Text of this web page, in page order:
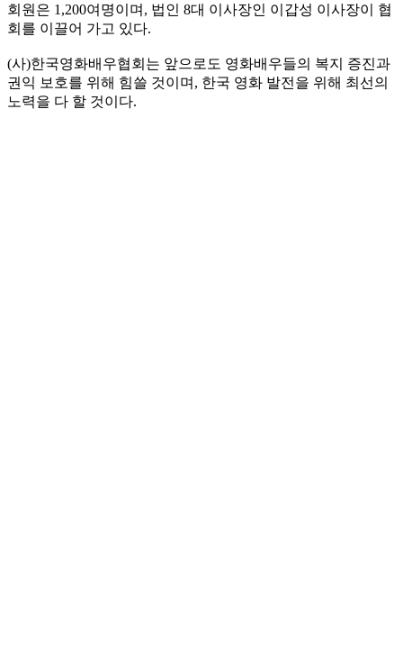
회원은 1,200여명이며, 법인 8대 이사장인 이갑성 이사장이 협
회를 이끌어 가고 있다.
(사)한국영화배우협회는 앞으로도 영화배우들의 복지 증진과
권익 보호를 위해 힘쓸 것이며, 한국 영화 발전을 위해 최선의
노력을 다 할 것이다.